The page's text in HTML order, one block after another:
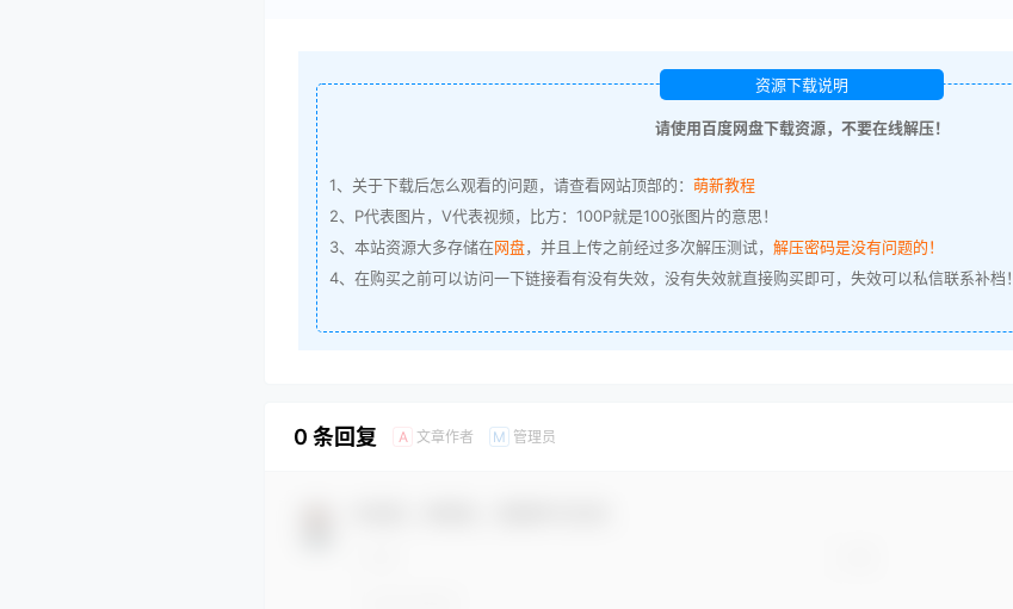
资源下载说明
请使用百度网盘下载资源，不要在线解压！
1、关于下载后怎么观看的问题，请查看网站顶部的： 萌新教程
2、P代表图片，V代表视频，比方：100P就是100张图片的意思！
3、本站资源大多存储在网盘，并且上传之前经过多次解压测试， 解压密码是没有问题的！
4、在购买之前可以访问一下链接看有没有失效，没有失效就直接购买即可，失效可以私信联系补档！
0 条回复 A 文章作者 M 管理员